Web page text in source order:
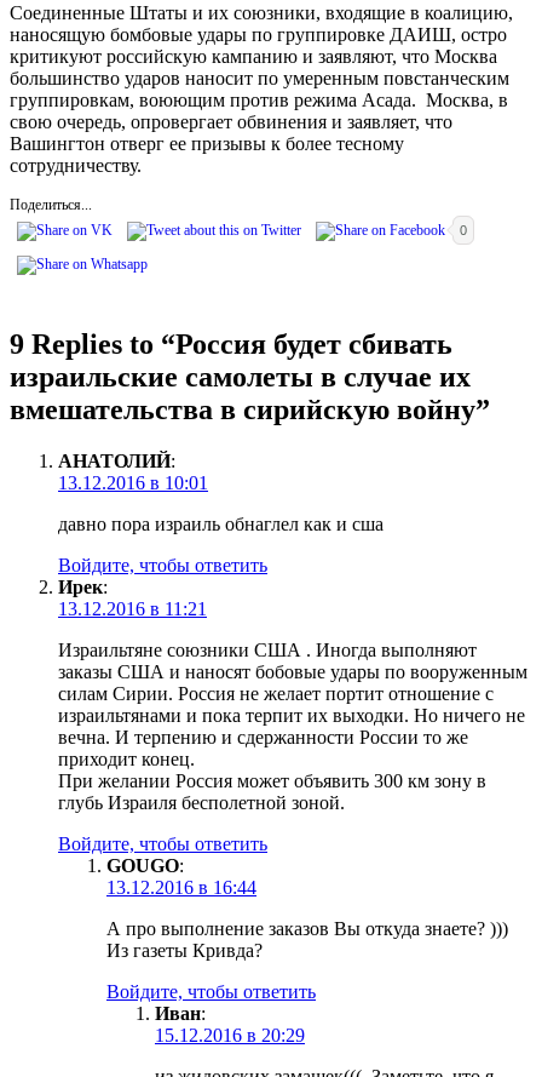
Соединенные Штаты и их союзники, входящие в коалицию,
наносящую бомбовые удары по группировке ДАИШ, остро
критикуют российскую кампанию и заявляют, что Москва
большинство ударов наносит по умеренным повстанческим
группировкам, воюющим против режима Асада. Москва, в
свою очередь, опровергает обвинения и заявляет, что
Вашингтон отверг ее призывы к более тесному
сотрудничеству.
Поделиться...
0
9 Replies to “Россия будет сбивать
израильские самолеты в случае их
вмешательства в сирийскую войну”
АНАТОЛИЙ:
13.12.2016 в 10:01
давно пора израиль обнаглел как и сша
Войдите, чтобы ответить
Ирек:
13.12.2016 в 11:21
Израильтяне союзники США . Иногда выполняют
заказы США и наносят бобовые удары по вооруженным
силам Сирии. Россия не желает портит отношение с
израильтянами и пока терпит их выходки. Но ничего не
вечна. И терпению и сдержанности России то же
приходит конец.
При желании Россия может объявить 300 км зону в
глубь Израиля бесполетной зоной.
Войдите, чтобы ответить
GOUGO:
13.12.2016 в 16:44
А про выполнение заказов Вы откуда знаете? )))
Из газеты Кривда?
Войдите, чтобы ответить
Иван:
15.12.2016 в 20:29